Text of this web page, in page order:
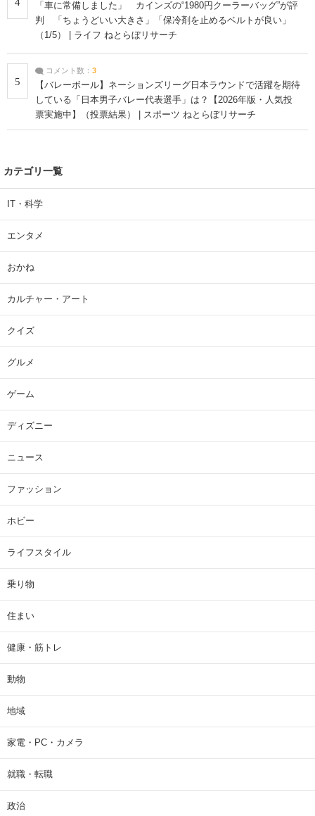
した」（2/2） | ライフ ねとらぼリサーチ：2ページ目
3
コメント数： 7
兵庫県の「ケーキ」の名店10選！ 一番うまいと思う店はどこ？
【7月12日は「デコレーションケーキの日」！】（2/4） | 兵庫県
ねとらぼリサーチ：2ページ目
4
コメント数：4
（1/5） | ライフ ねとらぼリサーチ
している「日本男子バレー代表選手」は？【2026年版・人気投
カテゴリ一覧
IT・科学
エンタメ
おかね
カルチャー・アート
クイズ
グルメ
ゲーム
ディズニー
ニュース
ファッション
ホビー
ライフスタイル
乗り物
住まい
健康・筋トレ
動物